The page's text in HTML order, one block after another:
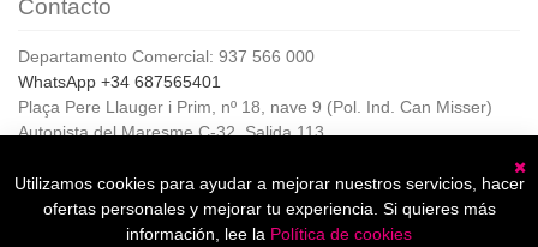
Contacto
Departamento Comercial: 937 566 000
WhatsApp +34 687565401
Plaça Pere Llauger i Prim, nº 18, nave 9 (Pol. Ind. Can Misser)
Autopista del Maresme C-32, Salida 113
Horario de Atención al cliente:
De lunes a jueves de 8:00 a 17:00,
Viernes de 8:00 a 15:00
Utilizamos cookies para ayudar a mejorar nuestros servicios, hacer
ofertas personales y mejorar tu experiencia. Si quieres más
información, lee la Política de cookies